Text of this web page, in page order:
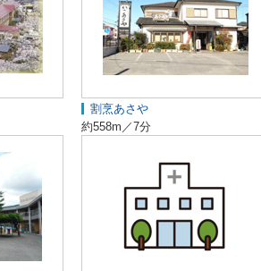
割烹あさや
約558m／7分